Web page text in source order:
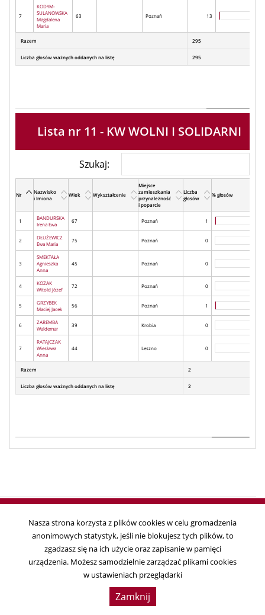
7
KODYM-
SULANOWSKA
Magdalena
Maria
63 Poznań 13
Razem 295
Liczba głosów ważnych oddanych na listę 295
Lista nr 11 - KW WOLNI I SOLIDARNI
Szukaj:
Nr
Nazwisko
i Imiona
Wiek Wykształcenie
Miejsce
zamieszkania
przynależność
i poparcie
Liczba
głosów
% głosów
1
BANDURSKA
Irena Ewa
67 Poznań 1
2
DŁUŻEWICZ
Ewa Maria
75 Poznań 0
3
SMEKTAŁA
Agnieszka
Anna
45 Poznań 0
4
KOZAK
Witold Józef
72 Poznań 0
5
GRZYBEK
Maciej Jacek
56 Poznań 1
6
ZAREMBA
Waldemar
39 Krobia 0
7
RATAJCZAK
Wiesława
Anna
44 Leszno 0
Razem 2
Liczba głosów ważnych oddanych na listę 2
Copyright © 2018
Państwowa Komisja Wyborcza, ul. Wiejska 10, 00-902 Warszawa, tel. 22
695 25 44, fax. 22 629 39 59
Nasza strona korzysta z plików cookies w celu gromadzenia
anonimowych statystyk, jeśli nie blokujesz tych plików, to
zgadzasz się na ich użycie oraz zapisanie w pamięci
urządzenia. Możesz samodzielnie zarządzać plikami cookies
w ustawieniach przeglądarki
Zamknij